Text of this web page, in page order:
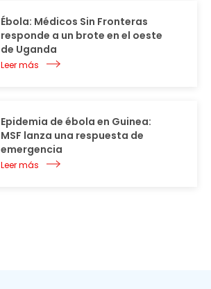
Ébola: Médicos Sin Fronteras
responde a un brote en el oeste
de Uganda
Leer más
Epidemia de ébola en Guinea:
MSF lanza una respuesta de
emergencia
Leer más